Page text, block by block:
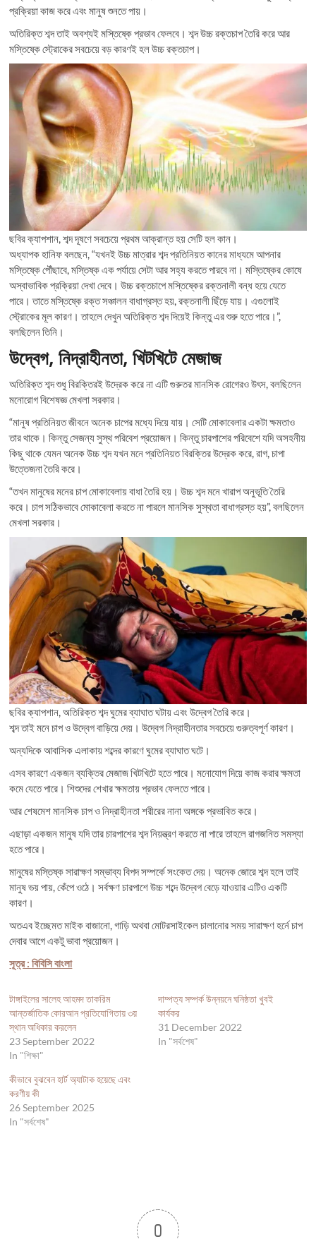
প্রক্রিয়া কাজ করে এবং মানুষ শুনতে পায়।
অতিরিক্ত শব্দ তাই অবশ্যই মস্তিষ্কে প্রভাব ফেলবে। শব্দ উচ্চ রক্তচাপ তৈরি করে আর
মস্তিষ্কে স্ট্রোকের সবচেয়ে বড় কারণই হল উচ্চ রক্তচাপ।
ছবির ক্যাপশান, শব্দ দূষণে সবচেয়ে প্রথম আক্রান্ত হয় সেটি হল কান।
অধ্যাপক হানিফ বলছেন, “যখনই উচ্চ মাত্রার শব্দ প্রতিনিয়ত কানের মাধ্যমে আপনার
মস্তিষ্কে পৌঁছাবে, মস্তিষ্ক এক পর্যায়ে সেটা আর সহ্য করতে পারবে না। মস্তিষ্কের কোষে
অস্বাভাবিক প্রক্রিয়া দেখা দেবে। উচ্চ রক্তচাপে মস্তিষ্কের রক্তনালী বন্ধ হয়ে যেতে
পারে। তাতে মস্তিষ্কে রক্ত সঞ্চালন বাধাগ্রস্ত হয়, রক্তনালী ছিঁড়ে যায়। এগুলোই
স্ট্রোকের মূল কারণ। তাহলে দেখুন অতিরিক্ত শব্দ দিয়েই কিন্তু এর শুরু হতে পারে।”,
বলছিলেন তিনি।
উদ্বেগ, নিদ্রাহীনতা, খিটখিটে মেজাজ
অতিরিক্ত শব্দ শুধু বিরক্তিরই উদ্রেক করে না এটি গুরুতর মানসিক রোগেরও উৎস, বলছিলেন
মনোরোগ বিশেষজ্ঞ মেখলা সরকার।
“মানুষ প্রতিনিয়ত জীবনে অনেক চাপের মধ্যে দিয়ে যায়। সেটি মোকাবেলার একটা ক্ষমতাও
তার থাকে। কিন্তু সেজন্য সুস্থ পরিবেশ প্রয়োজন। কিন্তু চারপাশের পরিবেশে যদি অসহনীয়
কিছু থাকে যেমন অনেক উচ্চ শব্দ যখন মনে প্রতিনিয়ত বিরক্তির উদ্রেক করে, রাগ, চাপা
উত্তেজনা তৈরি করে।
“তখন মানুষের মনের চাপ মোকাবেলায় বাধা তৈরি হয়। উচ্চ শব্দ মনে খারাপ অনুভূতি তৈরি
করে। চাপ সঠিকভাবে মোকাবেলা করতে না পারলে মানসিক সুস্থতা বাধাগ্রস্ত হয়”, বলছিলেন
মেখলা সরকার।
ছবির ক্যাপশান, অতিরিক্ত শব্দ ঘুমের ব্যাঘাত ঘটায় এবং উদ্বেগ তৈরি করে।
শব্দ তাই মনে চাপ ও উদ্বেগ বাড়িয়ে দেয়। উদ্বেগ নিদ্রাহীনতার সবচেয়ে গুরুত্বপূর্ণ কারণ।
অন্যদিকে আবাসিক এলাকায় শব্দের কারণে ঘুমের ব্যাঘাত ঘটে।
এসব কারণে একজন ব্যক্তির মেজাজ খিটখিটে হতে পারে। মনোযোগ দিয়ে কাজ করার ক্ষমতা
কমে যেতে পারে। শিশুদের শেখার ক্ষমতায় প্রভাব ফেলতে পারে।
আর শেষমেশ মানসিক চাপ ও নিদ্রাহীনতা শরীরের নানা অঙ্গকে প্রভাবিত করে।
এছাড়া একজন মানুষ যদি তার চারপাশের শব্দ নিয়ন্ত্রণ করতে না পারে তাহলে রাগজনিত সমস্যা
হতে পারে।
মানুষের মস্তিষ্ক সারাক্ষণ সম্ভাব্য বিপদ সম্পর্কে সংকেত দেয়। অনেক জোরে শব্দ হলে তাই
মানুষ ভয় পায়, কেঁপে ওঠে। সর্বক্ষণ চারপাশে উচ্চ শব্দে উদ্বেগ বেড়ে যাওয়ার এটিও একটি
কারণ।
অতএব ইচ্ছেমত মাইক বাজানো, গাড়ি অথবা মোটরসাইকেল চালানোর সময় সারাক্ষণ হর্নে চাপ
দেবার আগে একটু ভাবা প্রয়োজন।
সূত্র : বিবিসি বাংলা
টাঙ্গাইলের সালেহ আহমদ তাকরিম
আন্তর্জাতিক কোরআন প্রতিযোগিতায় ৩য়
স্থান অধিকার করলেন
23 September 2022
In "শিক্ষা"
দাম্পত্য সম্পর্ক উন্নয়নে ঘনিষ্ঠতা খুবই
কার্যকর
31 December 2022
In "সর্বশেষ"
কীভাবে বুঝবেন হার্ট অ্যাটাক হয়েছে এবং
করণীয় কী
26 September 2025
In "সর্বশেষ"
0